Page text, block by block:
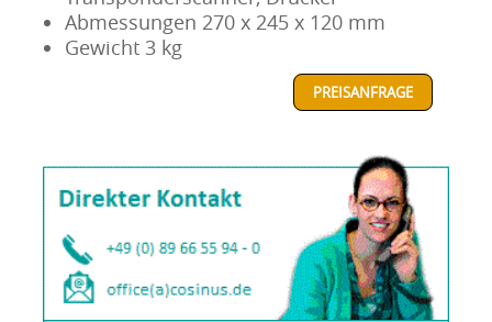
Abmessungen 270 x 245 x 120 mm
Gewicht 3 kg
PREISANFRAGE